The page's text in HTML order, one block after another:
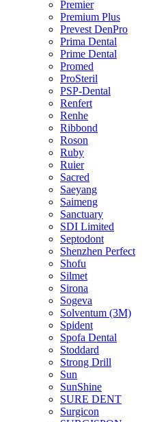
Premier
Premium Plus
Prevest DenPro
Prima Dental
Prime Dental
Promed
ProSteril
PSP-Dental
Renfert
Renhe
Ribbond
Roson
Ruby
Ruier
Sacred
Saeyang
Saimeng
Sanctuary
SDI Limited
Septodont
Shenzhen Perfect
Shofu
Silmet
Sirona
Sogeva
Solventum (3M)
Spident
Spofa Dental
Stoddard
Strong Drill
Sun
SunShine
SURE DENT
Surgicon